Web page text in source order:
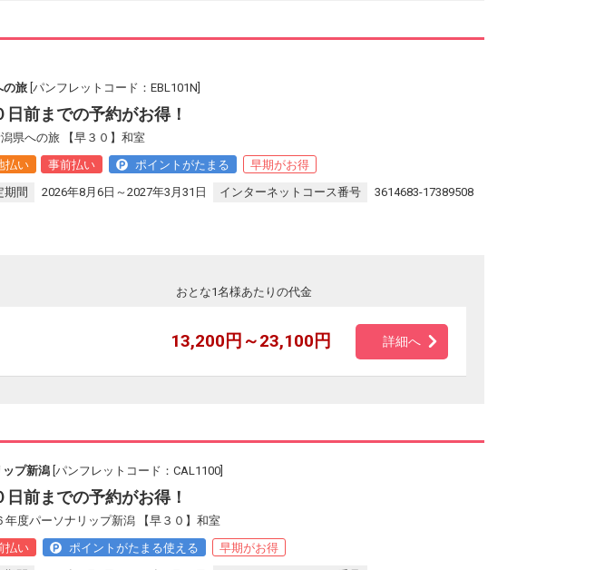
の旅 [パンフレットコード：EBL101N]
日前までの予約がお得！
県への旅 【早３０】和室
払い
事前払い ポイントがたまる
早期がお得
期間
2026年8月6日～2027年3月31日 インターネットコース番号 3614683-17389508
おとな1名様あたりの代金
13,200円～23,100円 詳細へ
プ新潟 [パンフレットコード：CAL1100]
日前までの予約がお得！
年度パーソナリップ新潟 【早３０】和室
払い
ポイントがたまる使える
早期がお得